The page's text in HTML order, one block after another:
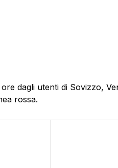
dagli utenti di Sovizzo,
rossa.